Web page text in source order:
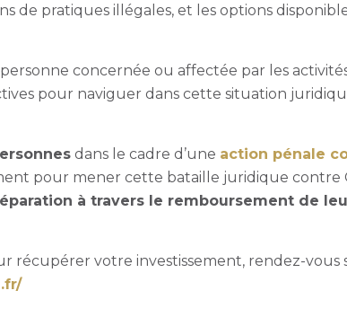
de pratiques illégales, et les options
concernée ou affectée par les
pour naviguer dans cette situation
dans le cadre d’une action pénale
pour mener cette bataille juridique contre
à travers le remboursement de
récupérer votre investissement, rendez-vous